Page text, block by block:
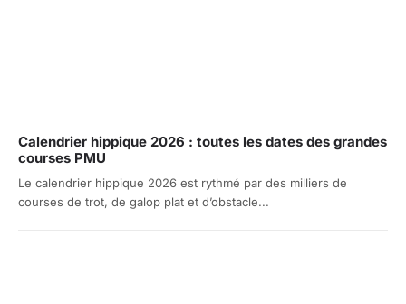
Calendrier hippique 2026 : toutes les dates des grandes
courses PMU
Le calendrier hippique 2026 est rythmé par des milliers de
courses de trot, de galop plat et d’obstacle...